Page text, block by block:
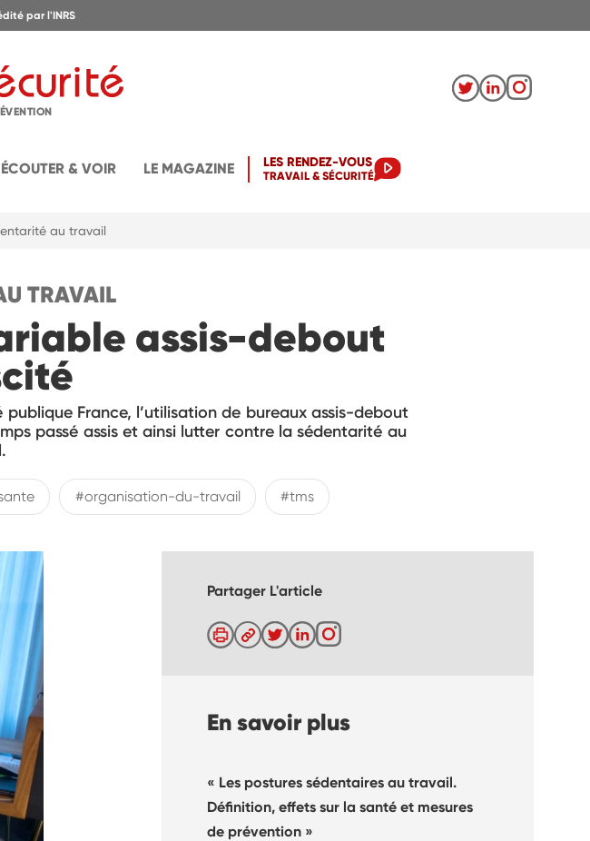
par l'INRS
ÉCOUTER & VOIR LE MAGAZINE LES RENDEZ-VOUS
TRAVAIL & SÉCURITÉ
au travail
TRAVAIL
assis-debout
France, l’utilisation de bureaux assis-debout
passé assis et ainsi lutter contre la sédentarité au
#organisation-du-travail #tms
Partager L'article
En savoir plus
Les postures sédentaires au travail.
Définition, effets sur la santé et mesures
de prévention